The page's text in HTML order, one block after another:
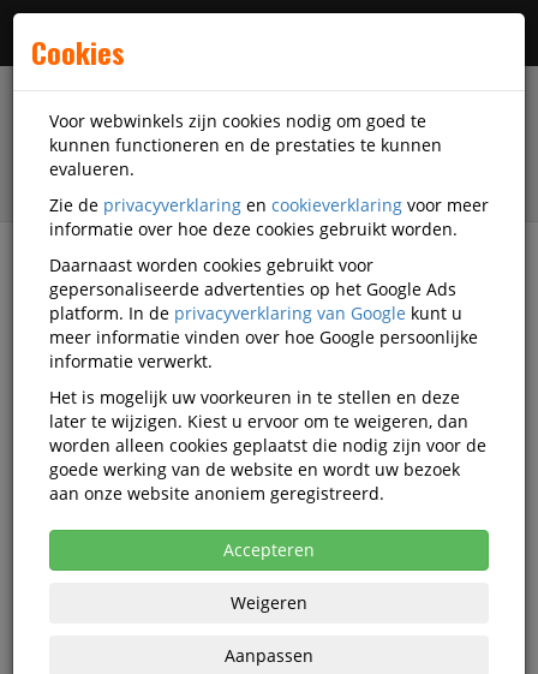
filter
Printer supplies
Printer linten en toebehoren
DiscountOffice
DiscountOffice printer linten
en toebehoren
DiscountOffice Nylon linten
Cookies
Voor webwinkels zijn cookies nodig om goed te
kunnen functioneren en de prestaties te kunnen
evalueren.
Zie de privacyverklaring en cookieverklaring voor meer
informatie over hoe deze cookies gebruikt worden.
Daarnaast worden cookies gebruikt voor
gepersonaliseerde advertenties op het Google Ads
platform. In de privacyverklaring van Google kunt u
meer informatie vinden over hoe Google persoonlijke
informatie verwerkt.
Het is mogelijk uw voorkeuren in te stellen en deze
later te wijzigen. Kiest u ervoor om te weigeren, dan
worden alleen cookies geplaatst die nodig zijn voor de
goede werking van de website en wordt uw bezoek
aan onze website anoniem geregistreerd.
Accepteren
Weigeren
Aanpassen